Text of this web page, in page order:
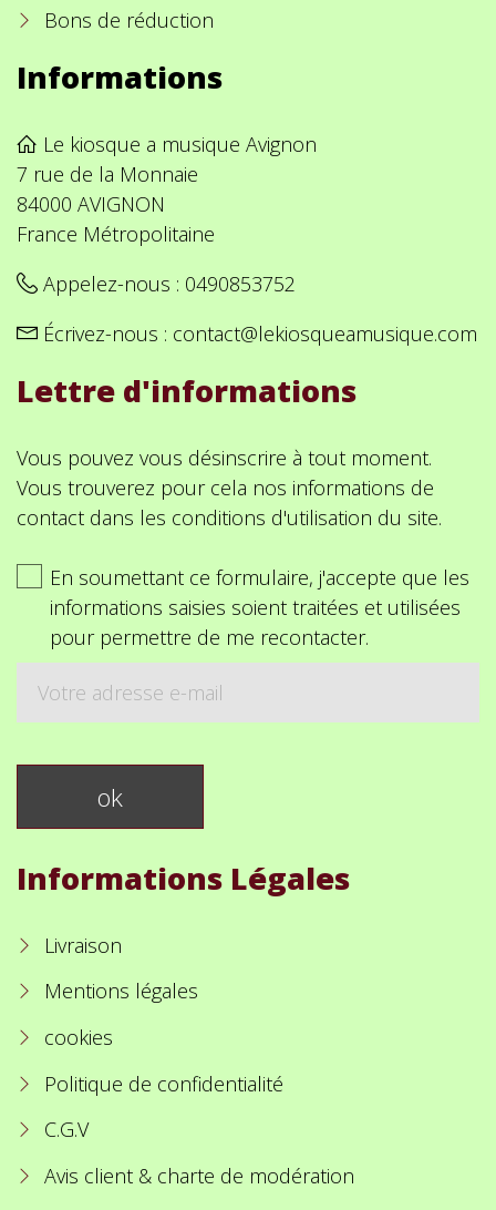
Bons de réduction
Informations
Le kiosque a musique Avignon
7 rue de la Monnaie
84000 AVIGNON
France Métropolitaine
Appelez-nous : 0490853752
Écrivez-nous : contact@lekiosqueamusique.com
Lettre d'informations
Vous pouvez vous désinscrire à tout moment.
Vous trouverez pour cela nos informations de
contact dans les conditions d'utilisation du site.
En soumettant ce formulaire, j'accepte que les
informations saisies soient traitées et utilisées
pour permettre de me recontacter.
Informations Légales
Livraison
Mentions légales
cookies
Politique de confidentialité
C.G.V
Avis client & charte de modération